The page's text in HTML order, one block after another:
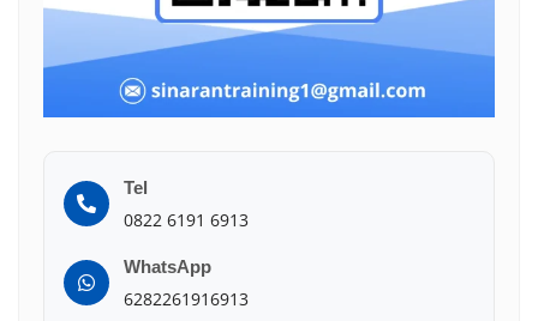
Tel
0822 6191 6913
WhatsApp
6282261916913